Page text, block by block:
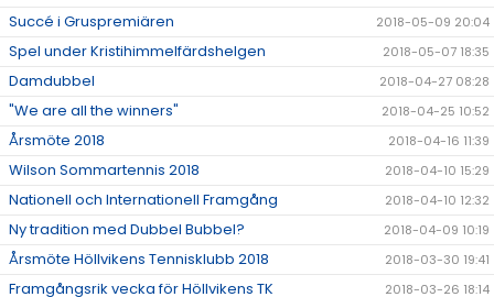
Succé i Gruspremiären 2018-05-09 20:04
Spel under Kristihimmelfärdshelgen 2018-05-07 18:35
Damdubbel 2018-04-27 08:28
"We are all the winners" 2018-04-25 10:52
Årsmöte 2018 2018-04-16 11:39
Wilson Sommartennis 2018 2018-04-10 15:29
Nationell och Internationell Framgång 2018-04-10 12:32
Ny tradition med Dubbel Bubbel? 2018-04-09 10:19
Årsmöte Höllvikens Tennisklubb 2018 2018-03-30 19:41
Framgångsrik vecka för Höllvikens TK 2018-03-26 18:14